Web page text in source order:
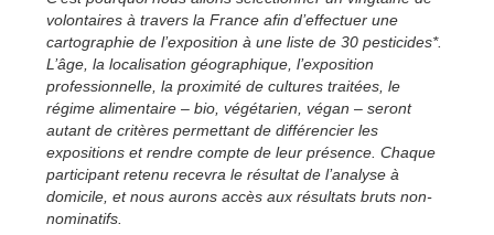
volontaires à travers la France afin d’effectuer une
cartographie de l’exposition à une liste de 30 pesticides*.
L’âge, la localisation géographique, l’exposition
professionnelle, la proximité de cultures traitées, le
régime alimentaire – bio, végétarien, végan – seront
autant de critères permettant de différencier les
expositions et rendre compte de leur présence. Chaque
participant retenu recevra le résultat de l’analyse à
domicile, et nous aurons accès aux résultats bruts non-
nominatifs.